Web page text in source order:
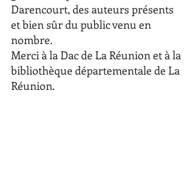
Darencourt, des auteurs présents
et bien sûr du public venu en
nombre.
Merci à la Dac de La Réunion et à la
bibliothèque départementale de La
Réunion.